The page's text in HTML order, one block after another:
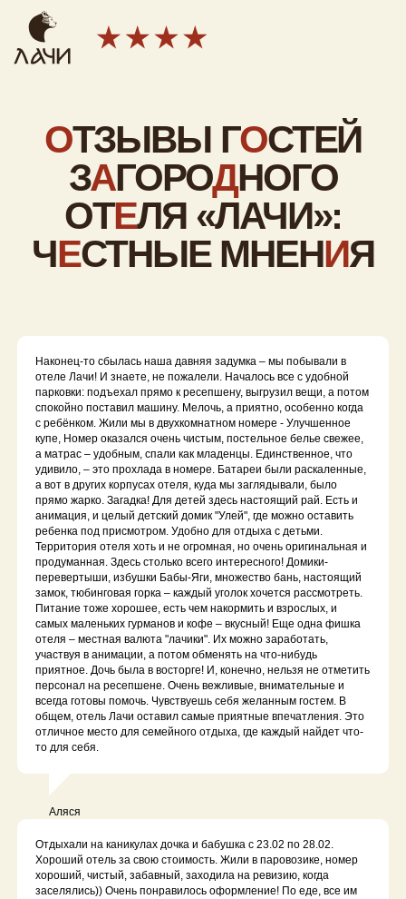
ЗАГОРОДНОГО
ОТЕЛЯ «ЛАЧИ»:
СТНЫЕ МНЕНИЯ
И ФОТОГРА ФИИ
Наконец-то сбылась наша давняя задумка – мы побывали в
отеле Лачи! И знаете, не пожалели. Началось все с удобной
парковки: подъехал прямо к ресепшену, выгрузил вещи, а потом
спокойно поставил машину. Мелочь, а приятно, особенно когда
с ребёнком. Жили мы в двухкомнатном номере - Улучшенное
купе, Номер оказался очень чистым, постельное белье свежее,
а матрас – удобным, спали как младенцы. Единственное, что
удивило, – это прохлада в номере. Батареи были раскаленные,
а вот в других корпусах отеля, куда мы заглядывали, было
прямо жарко. Загадка! Для детей здесь настоящий рай. Есть и
анимация, и целый детский домик "Улей", где можно оставить
ребенка под присмотром. Удобно для отдыха с детьми.
Территория отеля хоть и не огромная, но очень оригинальная и
продуманная. Здесь столько всего интересного! Домики-
перевертыши, избушки Бабы-Яги, множество бань, настоящий
замок, тюбинговая горка – каждый уголок хочется рассмотреть.
Питание тоже хорошее, есть чем накормить и взрослых, и
самых маленьких гурманов и кофе – вкусный! Еще одна фишка
отеля – местная валюта "лачики". Их можно заработать,
участвуя в анимации, а потом обменять на что-нибудь
приятное. Дочь была в восторге! И, конечно, нельзя не отметить
персонал на ресепшене. Очень вежливые, внимательные и
всегда готовы помочь. Чувствуешь себя желанным гостем. В
общем, отель Лачи оставил самые приятные впечатления. Это
отличное место для семейного отдыха, где каждый найдет что-
то для себя.
Аляся
Отдыхали на каникулах дочка и бабушка с 23.02 по 28.02.
Хороший отель за свою стоимость. Жили в паровозике, номер
хороший, чистый, забавный, заходила на ревизию, когда
заселялись)) Очень понравилось оформление! По еде, все им